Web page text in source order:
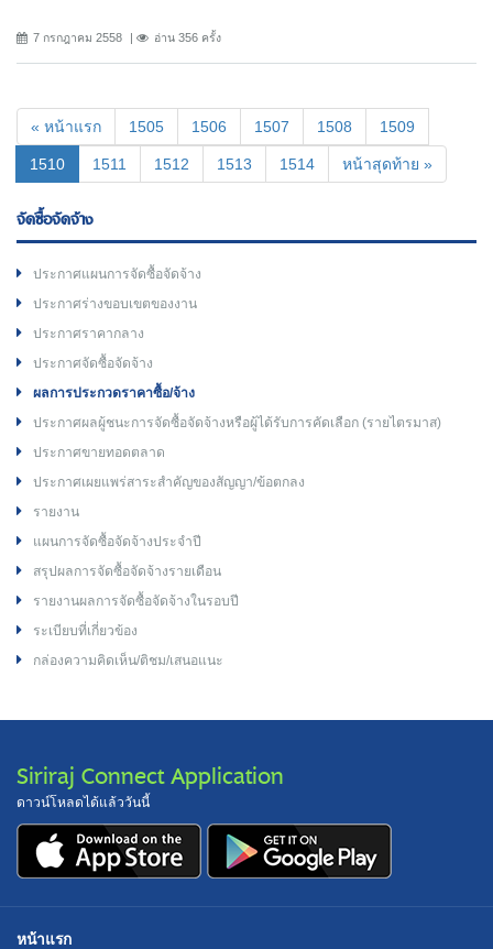
7 กรกฎาคม 2558 อ่าน 356 ครั้ง
« หน้าแรก 1505 1506 1507 1508 1509
1510(current)
1511 1512 1513 1514 หน้าสุดท้าย »
จัดซื้อจัดจ้าง
ประกาศแผนการจัดซื้อจัดจ้าง
ประกาศร่างขอบเขตของงาน
ประกาศราคากลาง
ประกาศจัดซื้อจัดจ้าง
ผลการประกวดราคาซื้อ/จ้าง
ประกาศผลผู้ชนะการจัดซื้อจัดจ้างหรือผู้ได้รับการคัดเลือก (รายไตรมาส)
ประกาศขายทอดตลาด
ประกาศเผยแพร่สาระสำคัญของสัญญา/ข้อตกลง
รายงาน
แผนการจัดซื้อจัดจ้างประจำปี
สรุปผลการจัดซื้อจัดจ้างรายเดือน
รายงานผลการจัดซื้อจัดจ้างในรอบปี
ระเบียบที่เกี่ยวข้อง
กล่องความคิดเห็น/ติชม/เสนอแนะ
Siriraj Connect Application
ดาวน์โหลดได้แล้ววันนี้
หน้าแรก